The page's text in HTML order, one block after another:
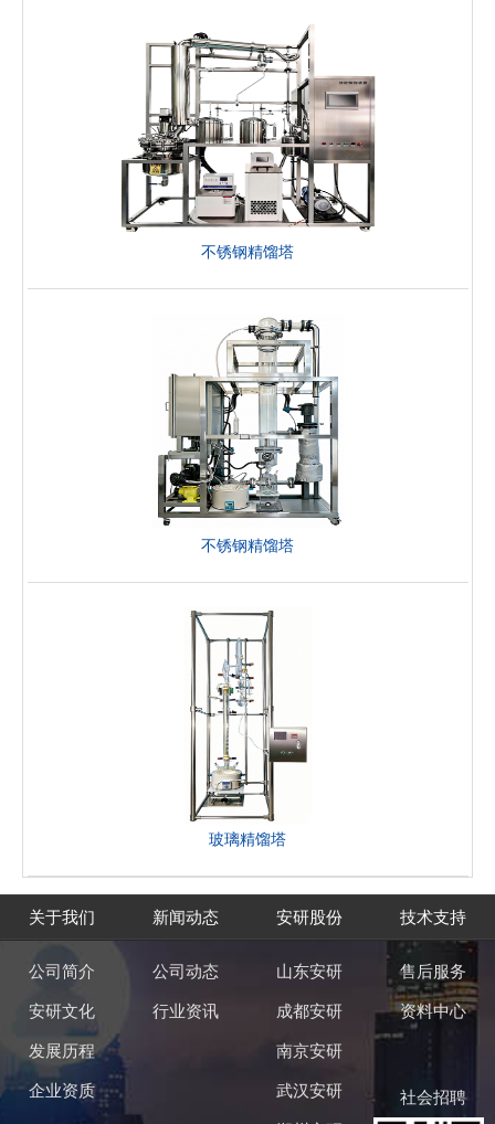
不锈钢精馏塔
不锈钢精馏塔
玻璃精馏塔
关于我们
公司简介
安研文化
发展历程
企业资质
新闻动态
公司动态
行业资讯
安研股份
山东安研
成都安研
南京安研
武汉安研
技术支持
售后服务
资料中心
社会招聘